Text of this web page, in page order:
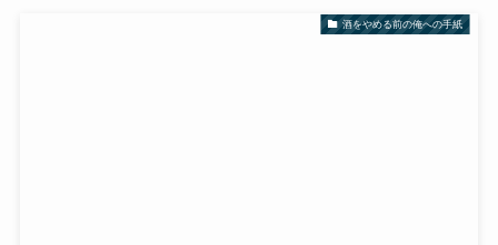
酒をやめる前の俺への手紙